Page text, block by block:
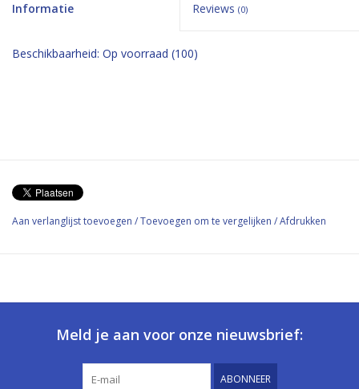
Informatie Reviews (0)
Beschikbaarheid: Op voorraad (100)
Aan verlanglijst toevoegen /Toevoegen om te vergelijken /Afdrukken
Meld je aan voor onze nieuwsbrief:
ABONNEER